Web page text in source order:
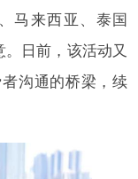
马来西亚、泰国
日前，该活动又
沟通的桥梁，续